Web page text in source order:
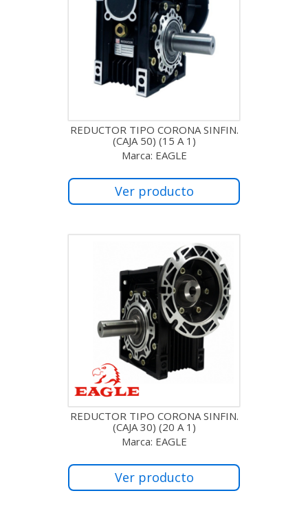
REDUCTOR TIPO CORONA SINFIN.
(CAJA 50) (15 A 1)
Marca: EAGLE
Ver producto
REDUCTOR TIPO CORONA SINFIN.
(CAJA 30) (20 A 1)
Marca: EAGLE
Ver producto